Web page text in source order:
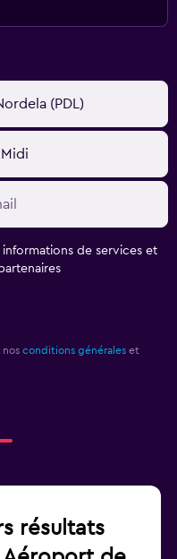
(PDL)
Midi
de services et
nos conditions générales et
résultats